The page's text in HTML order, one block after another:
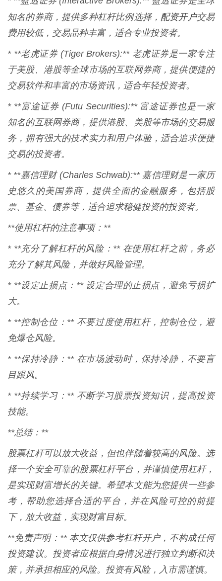
知名的券商，提供多种杠杆比例选择， 配资开户交易
费用较低，交易品种丰富，适合专业投资者。
* **老虎证券 (Tiger Brokers):** 老虎证券是一家专注
于美股、港股等全球市场的互联网券商，提供便捷的
交易软件和丰富的市场资讯，适合年轻投资者。
* **富途证券 (Futu Securities):** 富途证券也是一家
知名的互联网券商，提供港股、美股等市场的交易服
务，拥有强大的技术实力和用户体验，适合追求便捷
交易的投资者。
* **嘉信理财 (Charles Schwab):** 嘉信理财是一家历
史悠久的美国券商，提供全面的金融服务，包括股
票、基金、债券等，适合追求稳健投资的投资者。
**使用杠杆的注意事项：**
* **充分了解杠杆的风险：** 在使用杠杆之前，务必
充分了解其风险，并做好风险管理。
* **设定止损点：** 设定合理的止损点，避免亏损扩
大。
* **控制仓位：** 不要过度使用杠杆，控制仓位，避
免爆仓风险。
* **保持冷静：** 在市场波动时，保持冷静，不要盲
目跟风。
* **持续学习：** 不断学习股票投资知识，提高投资
技能。
**总结：**
股票杠杆可以放大收益，但也伴随着较高的风险。选
择一个安全可靠的股票杠杆平台，并谨慎使用杠杆，
是实现财富增长的关键。希望本文能为您提供一些参
考，帮助您选择合适的平台，并在风险可控的前提
下，放大收益，实现财富目标。
**免责声明：** 本文仅供参考杠杆开户，不构成任何
投资建议。投资者应根据自身情况进行独立判断和决
策，并承担相应的风险。投资有风险，入市需谨慎。